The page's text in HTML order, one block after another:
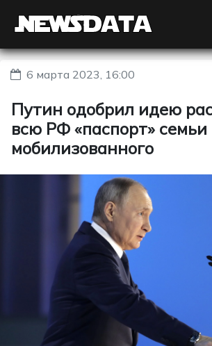
6 марта 2023, 16:00
Путин одобрил идею
всю РФ «паспорт» семьи
мобилизованного